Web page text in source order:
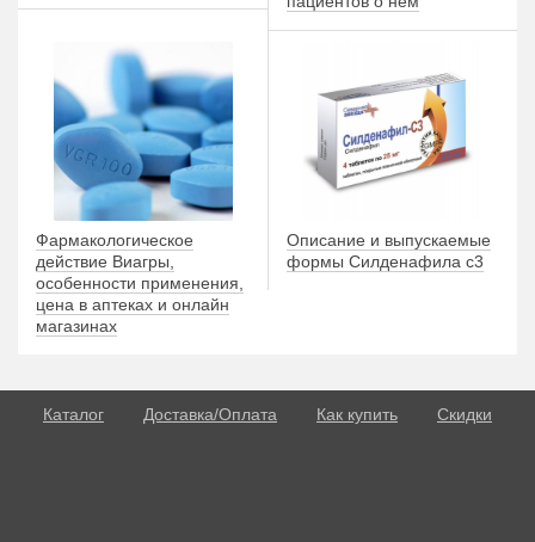
Фармакологическое
действие Виагры,
особенности применения,
цена в аптеках и онлайн
магазинах
Описание и выпускаемые
формы Силденафила с3
Каталог Доставка/Оплата Как купить
Скидки